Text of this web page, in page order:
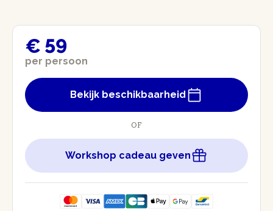
€ 59
per persoon
Bekijk beschikbaarheid
OF
Workshop cadeau geven